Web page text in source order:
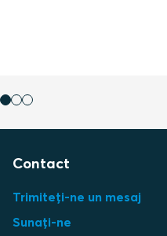
Contact
Trimiteți-ne un mesaj
Sunați-ne